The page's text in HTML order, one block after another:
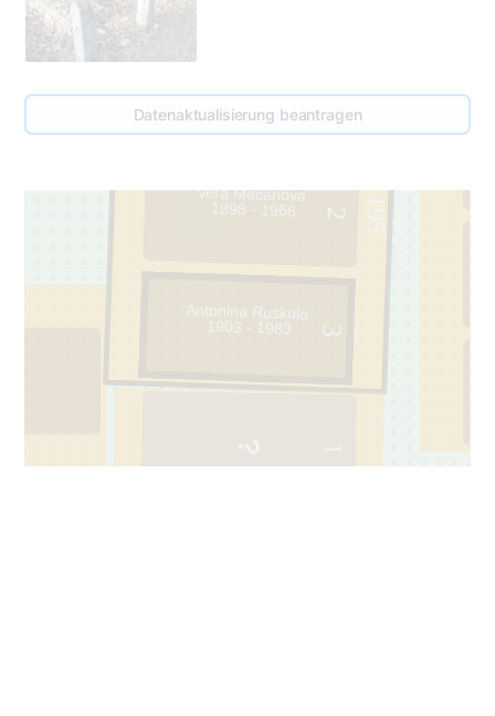
Datenaktualisierung beantragen
195
2
3
1
Vera Macanova
1898 - 1966
Antonina Ruskule
1903 - 1983